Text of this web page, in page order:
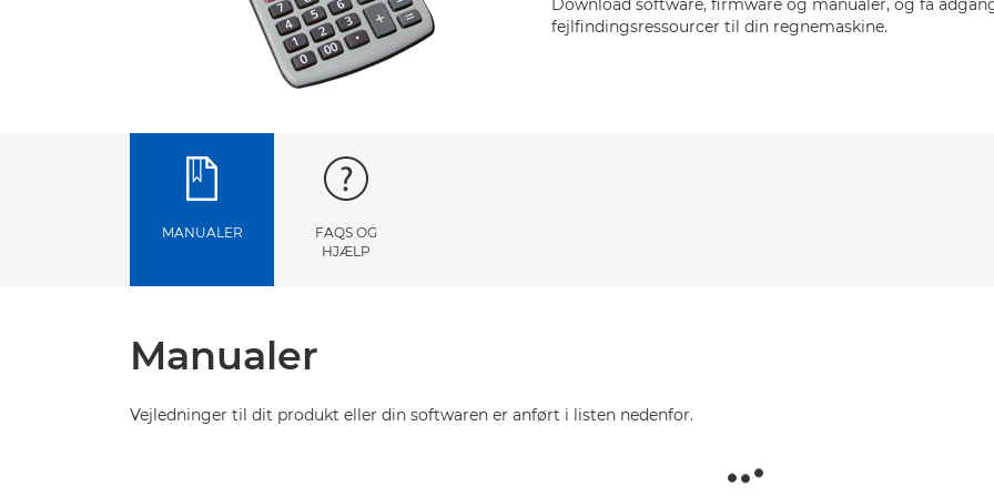
Download software, firmware og manualer, og få
fejlfindingsressourcer til din regnemaskine.
MANUALER
FAQS OG
HJÆLP
Manualer
Vejledninger til dit produkt eller din softwaren er anført i listen nedenfor.